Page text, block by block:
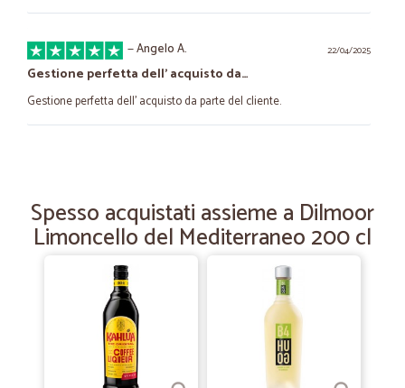
22/04/2025
—Angelo A.
Gestione perfetta dell' acquisto da…
Gestione perfetta dell' acquisto da parte del cliente.
velocissimi...tutto ok.
—
Una sicurezza
È la terza volta che acquisto tutto perfetto .
Spesso acquistati assieme a Dilmoor
Limoncello del Mediterraneo 200 cl